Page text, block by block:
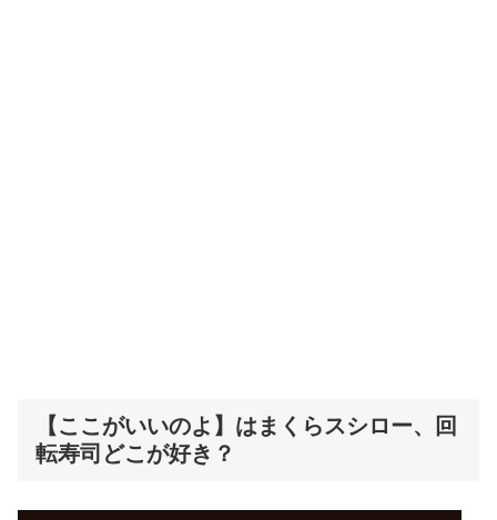
【ここがいいのよ】はまくらスシロー、回
転寿司どこが好き？